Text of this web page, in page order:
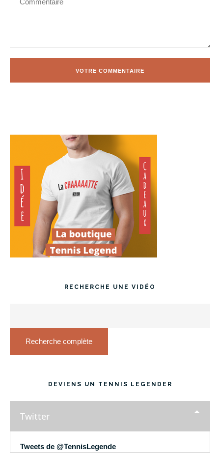
RECHERCHE UNE VIDÉO
Recherche complète
DEVIENS UN TENNIS LEGENDER
Twitter
Tweets de @TennisLegende